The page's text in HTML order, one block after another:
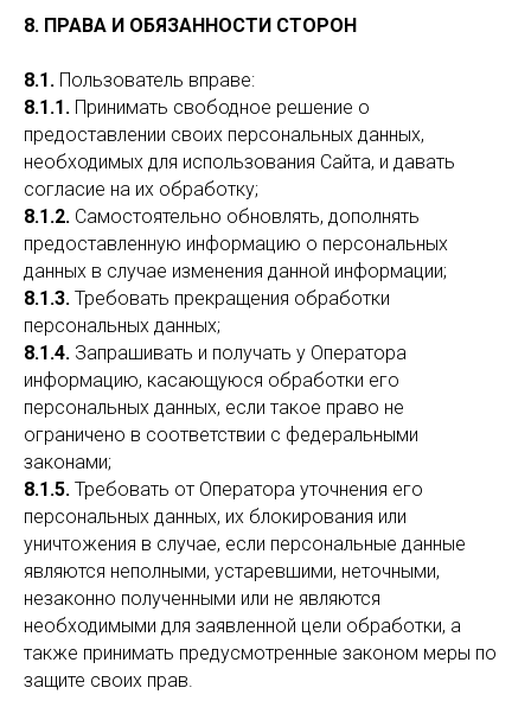
8. ПРАВА И ОБЯЗАННОСТИ СТОРОН
8.1. Пользователь вправе:
8.1.1. Принимать свободное решение о
предоставлении своих персональных данных,
необходимых для использования Сайта, и давать
согласие на их обработку;
8.1.2. Самостоятельно обновлять, дополнять
предоставленную информацию о персональных
данных в случае изменения данной информации;
8.1.3. Требовать прекращения обработки
персональных данных;
8.1.4. Запрашивать и получать у Оператора
информацию, касающуюся обработки его
персональных данных, если такое право не
ограничено в соответствии с федеральными
законами;
8.1.5. Требовать от Оператора уточнения его
персональных данных, их блокирования или
уничтожения в случае, если персональные данные
являются неполными, устаревшими, неточными,
незаконно полученными или не являются
необходимыми для заявленной цели обработки, а
также принимать предусмотренные законом меры по
защите своих прав.